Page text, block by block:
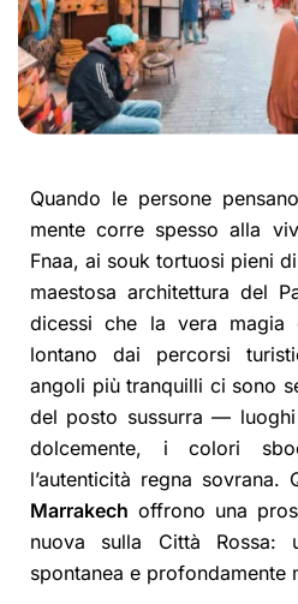
Quando le persone
mente corre spesso alla
Fnaa, ai souk tortuosi pieni
maestosa architettura del
dicessi che la vera magia
lontano dai percorsi
angoli più tranquilli ci sono
del posto sussurra —
dolcemente, i colori
l’autenticità regna sovrana.
Marrakech offrono una
nuova sulla Città Rossa:
spontanea e profondamente